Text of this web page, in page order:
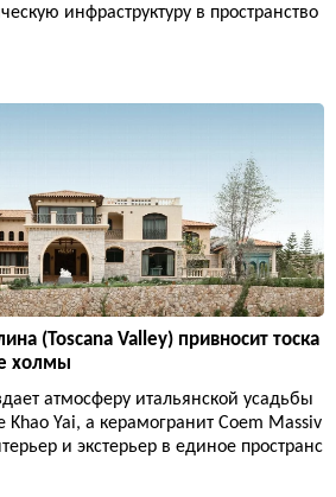
инфраструктуру в пространство
(Toscana Valley) привносит тоска
холмы
атмосферу итальянской усадьбы
Khao Yai, а керамогранит Coem Massiv
и экстерьер в единое пространс